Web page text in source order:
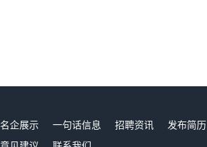
名企展示 一句话信息 招聘资讯 发布简历